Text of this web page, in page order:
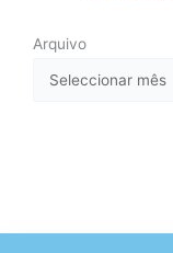
Arquivo
Arquivo